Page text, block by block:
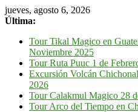
jueves, agosto 6, 2026
Última:
Tour Tikal Magico en
Noviembre 2025
Tour Ruta Puuc 1 de
Excursión Volcán
2026
Tour Calakmul Magico 28
Tour Arco del Tiempo en